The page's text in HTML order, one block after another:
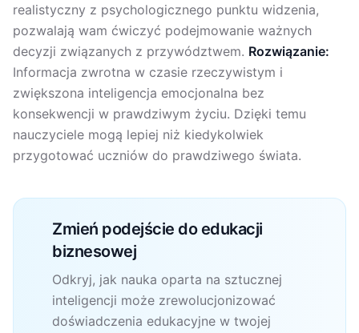
realistyczny z psychologicznego punktu widzenia,
pozwalają wam ćwiczyć podejmowanie ważnych
decyzji związanych z przywództwem. Rozwiązanie:
Informacja zwrotna w czasie rzeczywistym i
zwiększona inteligencja emocjonalna bez
konsekwencji w prawdziwym życiu. Dzięki temu
nauczyciele mogą lepiej niż kiedykolwiek
przygotować uczniów do prawdziwego świata.
Zmień podejście do edukacji
biznesowej
Odkryj, jak nauka oparta na sztucznej
inteligencji może zrewolucjonizować
doświadczenia edukacyjne w twojej